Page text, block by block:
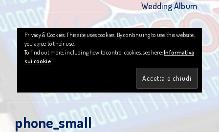
Wedding Album
Privacy & Cookies: This site uses cookies. By continuing to use this website,
you agree to their use.
To find out more, including how to control cookies, see here:Informativa
sui cookie
phone_small